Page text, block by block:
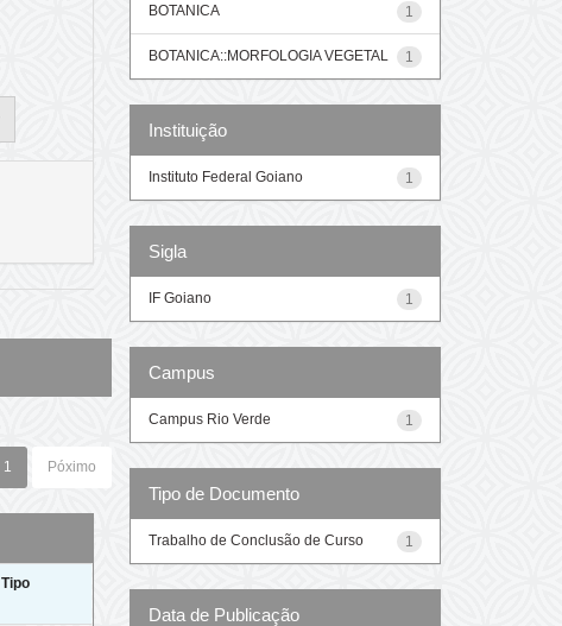
1 Póximo
Tipo
1
BOTANICA
1
BOTANICA::MORFOLOGIA VEGETAL
Instituição
1
Instituto Federal Goiano
Sigla
1
IF Goiano
Campus
1
Campus Rio Verde
Tipo de Documento
1
Trabalho de Conclusão de Curso
Data de Publicação